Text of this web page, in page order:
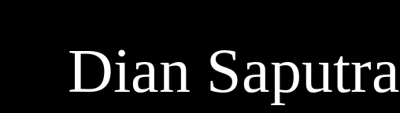
Dian